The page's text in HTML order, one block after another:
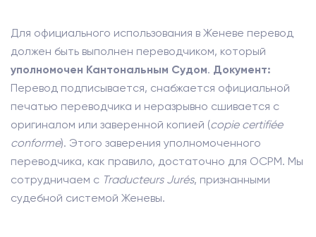
Для официального использования в Женеве перевод
должен быть выполнен переводчиком, который
уполномочен Кантональным Судом. Документ:
Перевод подписывается, снабжается официальной
печатью переводчика и неразрывно сшивается с
оригиналом или заверенной копией (copie certifiée
conforme). Этого заверения уполномоченного
переводчика, как правило, достаточно для OCPM. Мы
сотрудничаем с Traducteurs Jurés, признанными
судебной системой Женевы.